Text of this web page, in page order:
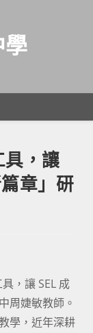
具，讓
章」研
，讓 SEL 成
周婕敏教師。
學，近年深耕